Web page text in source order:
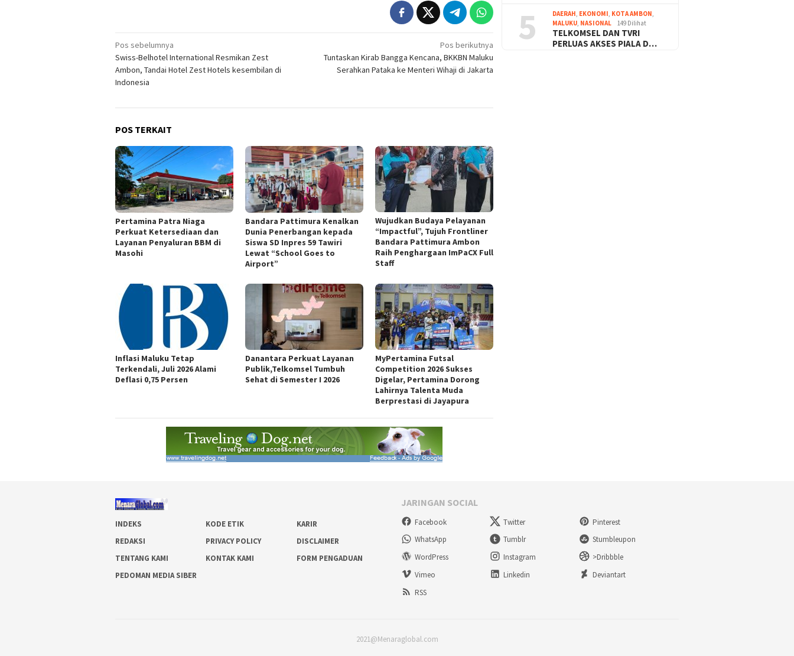
Navigasi
pos
Pos sebelumnya
Swiss-Belhotel International Resmikan Zest
Ambon, Tandai Hotel Zest Hotels kesembilan di
Indonesia
Pos berikutnya
Tuntaskan Kirab Bangga Kencana, BKKBN Maluku
Serahkan Pataka ke Menteri Wihaji di Jakarta
POS TERKAIT
Pertamina Patra Niaga
Perkuat Ketersediaan dan
Layanan Penyaluran BBM di
Masohi
Bandara Pattimura Kenalkan
Dunia Penerbangan kepada
Siswa SD Inpres 59 Tawiri
Lewat “School Goes to
Airport”
Wujudkan Budaya Pelayanan
“Impactful”, Tujuh Frontliner
Bandara Pattimura Ambon
Raih Penghargaan ImPaCX Full
Staff
Inflasi Maluku Tetap
Terkendali, Juli 2026 Alami
Deflasi 0,75 Persen
Danantara Perkuat Layanan
Publik,Telkomsel Tumbuh
Sehat di Semester I 2026
MyPertamina Futsal
Competition 2026 Sukses
Digelar, Pertamina Dorong
Lahirnya Talenta Muda
Berprestasi di Jayapura
5 DAERAH, EKONOMI, KOTA AMBON,
MALUKU, NASIONAL 149 Dilihat
TELKOMSEL DAN TVRI
PERLUAS AKSES PIALA D…
INDEKS KODE ETIK
KARIR
REDAKSI
PRIVACY POLICY
DISCLAIMER
TENTANG KAMI
KONTAK KAMI
FORM PENGADUAN
PEDOMAN MEDIA SIBER
JARINGAN SOCIAL
Facebook Twitter
Pinterest
WhatsApp
Tumblr
Stumbleupon
WordPress
Instagram
>Dribbble
Vimeo
Linkedin
Deviantart
RSS
2021@Menaraglobal.com